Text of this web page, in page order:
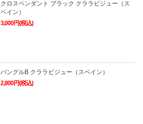
クロスペンダント ブラック クララビジュー（ス
ペイン）
3,000円(税込)
バングルB クララビジュー（スペイン）
2,800円(税込)